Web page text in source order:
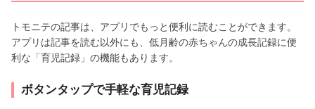
トモニテの記事は、アプリでもっと便利に読むことができます。
アプリは記事を読む以外にも、低月齢の赤ちゃんの成長記録に便
利な「育児記録」の機能もあります。
ボタンタップで手軽な育児記録